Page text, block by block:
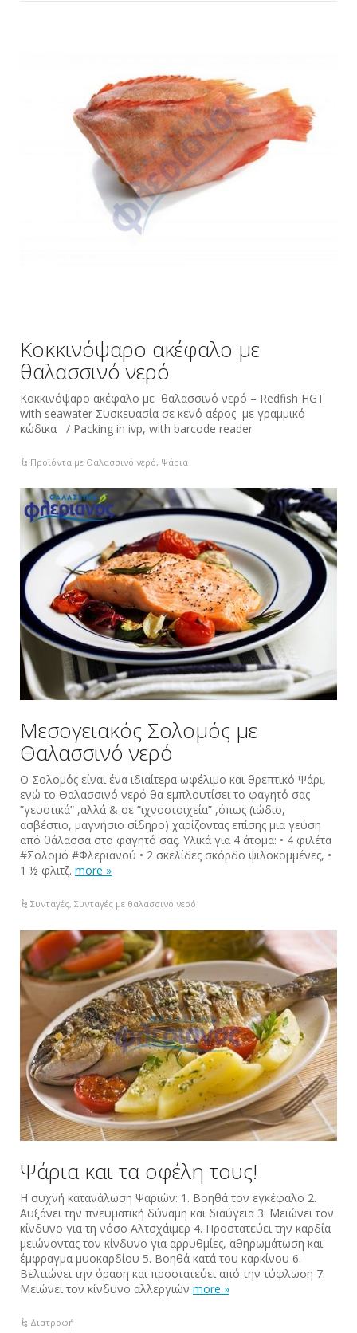
Κοκκινόψαρο ακέφαλο με
θαλασσινό νερό
Κοκκινόψαρο ακέφαλο με θαλασσινό νερό – Redfish HGT
with seawater Συσκευασία σε κενό αέρος με γραμμικό
κώδικα / Packing in ivp, with barcode reader
Προϊόντα με Θαλασσινό νερό, Ψάρια
Μεσογειακός‬ ‪‎Σολομός‬ με
‪Θαλασσινό‬ ‪νερό‬
Ο Σολομός είναι ένα ιδιαίτερα ωφέλιμο και θρεπτικό ‪Ψάρι‬,
ενώ το Θαλασσινό νερό θα εμπλουτίσει το φαγητό σας
”γευστικά” ,αλλά & σε ”ιχνοστοιχεία” ,όπως (ιώδιο,
ασβέστιο, μαγνήσιο σίδηρο) χαρίζοντας επίσης μια γεύση
από θάλασσα στο φαγητό σας. Υλικά για 4 άτομα: • 4 φιλέτα
‪#‎Σολομό‬ ‪#‎Φλεριανού‬ • 2 σκελίδες σκόρδο ψιλοκομμένες, •
1 ½ φλιτζ. more »
Συνταγές,Συνταγές με θαλασσινό νερό
Ψάρια και τα οφέλη τους!
Η συχνή κατανάλωση Ψαριών: 1. Βοηθά τον εγκέφαλο 2.
Αυξάνει την πνευματική δύναμη και διαύγεια 3. Μειώνει τον
κίνδυνο για τη νόσο Αλτσχάιμερ 4. Προστατεύει την καρδία
μειώνοντας τον κίνδυνο για αρρυθμίες, αθηρωμάτωση και
έμφραγμα μυοκαρδίου 5. Βοηθά κατά του καρκίνου 6.
Βελτιώνει την όραση και προστατεύει από την τύφλωση 7.
Μειώνει τον κίνδυνο αλλεργιών more »
Διατροφή